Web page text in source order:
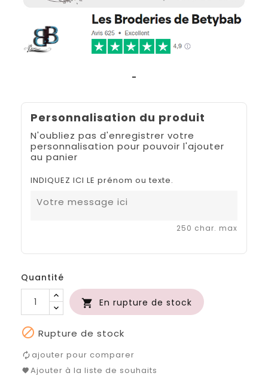
Personnalisation du produit
N'oubliez pas d'enregistrer votre
personnalisation pour pouvoir l'ajouter
au panier
INDIQUEZ ICI LE prénom ou texte.
250 char. max
Quantité
 En rupture de stock
 Rupture de stock
ajouter pour comparer
Ajouter à la liste de souhaits